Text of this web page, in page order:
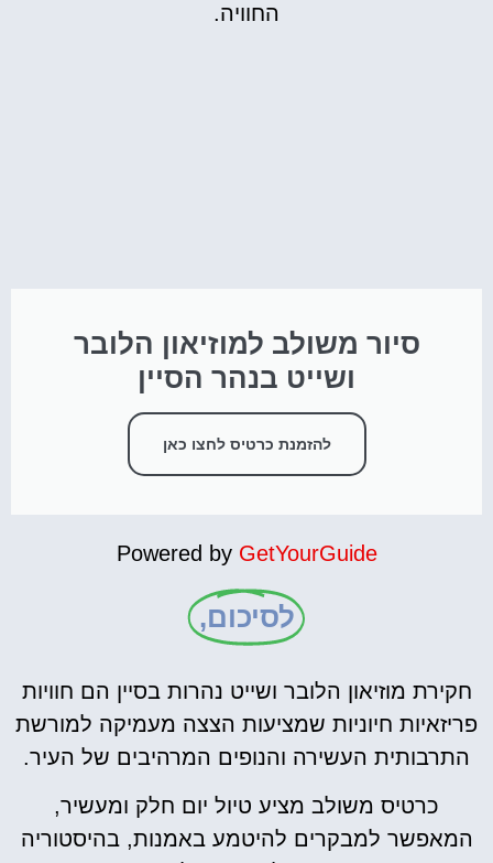
החוויה.
סיור משולב למוזיאון הלובר
ושייט בנהר הסיין
להזמנת כרטיס לחצו כאן
Powered by GetYourGuide
לסיכום,
חקירת מוזיאון הלובר ושייט נהרות בסיין הם חוויות
פריזאיות חיוניות שמציעות הצצה מעמיקה למורשת
התרבותית העשירה והנופים המרהיבים של העיר.
כרטיס משולב מציע טיול יום חלק ומעשיר,
המאפשר למבקרים להיטמע באמנות, בהיסטוריה